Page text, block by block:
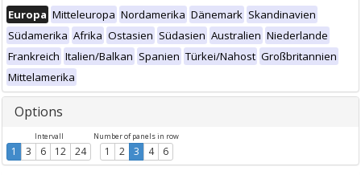
Europa Mitteleuropa Nordamerika Dänemark Skandinavien
Südamerika Afrika Ostasien Südasien Australien Niederlande
Frankreich Italien/Balkan Spanien Türkei/Nahost Großbritannien
Mittelamerika
Options
Intervall
1 3 6 12 24
Number of panels in row
1 2 3 4 6